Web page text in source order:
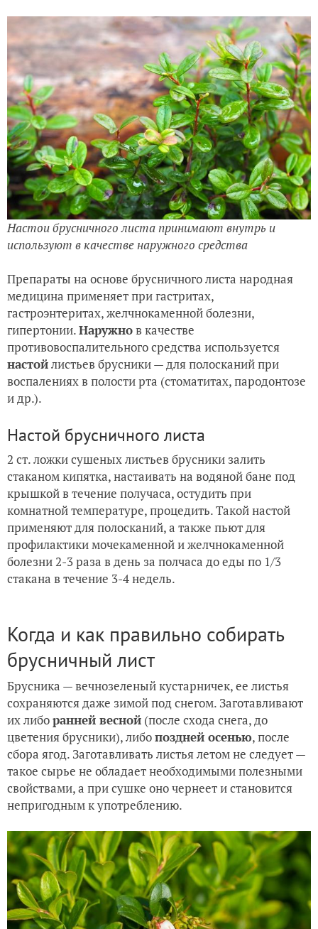
Настои брусничного листа принимают внутрь и
используют в качестве наружного средства
Препараты на основе брусничного листа народная
медицина применяет при гастритах,
гастроэнтеритах, желчнокаменной болезни,
гипертонии.Наружнов качестве
противовоспалительного средства используется
настойлистьев брусники — для полосканий при
воспалениях в полости рта (стоматитах, пародонтозе
и др.).
Настой брусничного листа
2 ст. ложки сушеных листьев брусники залить
стаканом кипятка, настаивать на водяной бане под
крышкой в течение получаса, остудить при
комнатной температуре, процедить. Такой настой
применяют для полосканий, а также пьют для
профилактики мочекаменной и желчнокаменной
болезни 2-3 раза в день за полчаса до еды по 1/3
стакана в течение 3-4 недель.
Когда и как правильно собирать
брусничный лист
Брусника — вечнозеленый кустарничек, ее листья
сохраняются даже зимой под снегом. Заготавливают
их либоранней весной (после схода снега, до
цветения брусники), либопоздней осенью, после
сбора ягод. Заготавливать листья летом не следует —
такое сырье не обладает необходимыми полезными
свойствами, а при сушке оно чернеет и становится
непригодным к употреблению.